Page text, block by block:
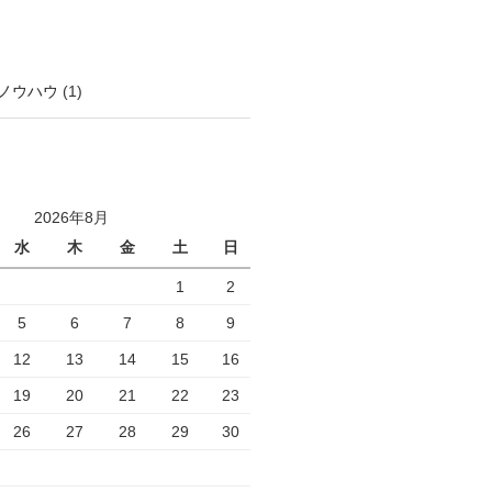
ウハウ (1)
2026年8月
水 木 金 土 日
1 2
5 6 7 8 9
12 13 14 15 16
19 20 21 22 23
26 27 28 29 30